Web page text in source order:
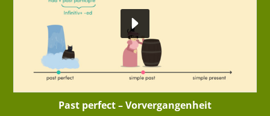
Past perfect – Vorvergangenheit